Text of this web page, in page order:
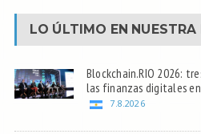
LO ÚLTIMO EN NUESTRA
Blockchain.RIO 2026:
las finanzas digitales en
7.8.2026